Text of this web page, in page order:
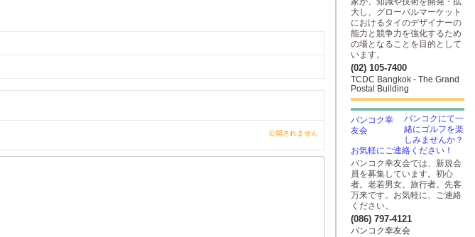
公開されません
大し、グローバルマーケット
におけるタイのデザイナーの
能力と競争力を強化するため
の場となることを目的として
います。
(02) 105-7400
TCDC Bangkok - The Grand
Postal Building
バンコクにて一
緒にゴルフを楽
しみませんか？
お気軽にご連絡ください！
バンコク幸友会では、新規会
員を募集しています。初心
者。老若男女。旅行者。先客
万来です。お気軽に、ご連絡
ください。
(086) 797-4121
バンコク幸友会